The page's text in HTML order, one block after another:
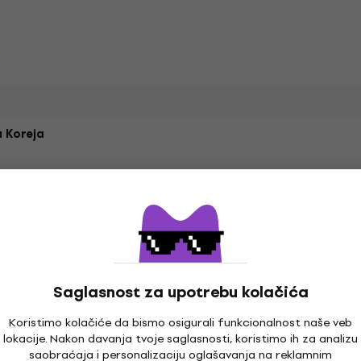
Saglasnost za upotrebu kolačića
Koristimo kolačiće da bismo osigurali funkcionalnost naše veb
lokacije. Nakon davanja tvoje saglasnosti, koristimo ih za analizu
saobraćaja i personalizaciju oglašavanja na reklamnim
Koreja